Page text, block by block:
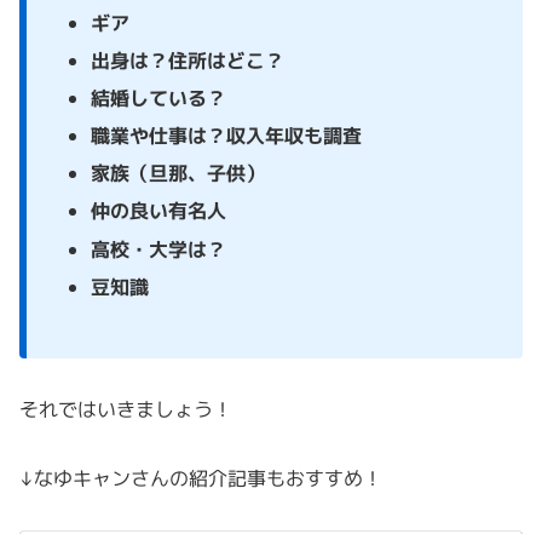
ギア
出身は？住所はどこ？
結婚している？
職業や仕事は？収入年収も調査
家族（旦那、子供）
仲の良い有名人
高校・大学は？
豆知識
それではいきましょう！
↓なゆキャンさんの紹介記事もおすすめ！